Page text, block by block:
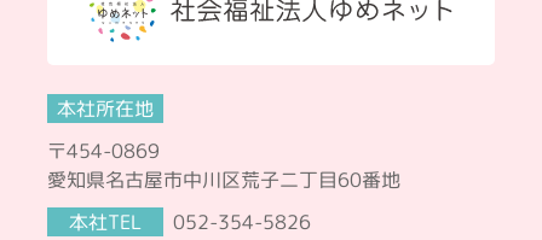
本社所在地
〒454-0869
愛知県名古屋市中川区荒子二丁目60番地
本社TEL
052-354-5826